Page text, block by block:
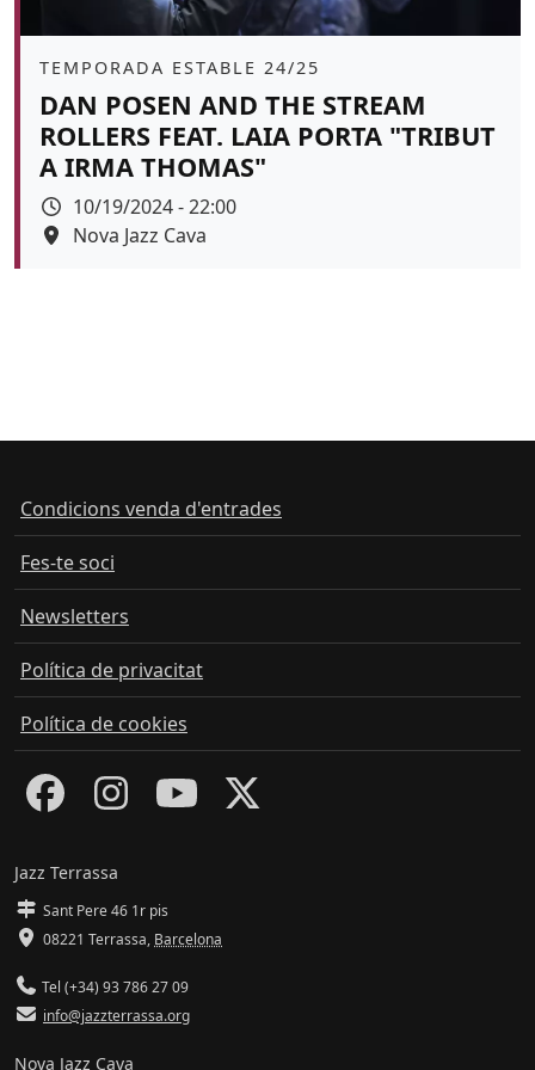
Àmbit
TEMPORADA ESTABLE 24/25
DAN POSEN AND THE STREAM
ROLLERS FEAT. LAIA PORTA "TRIBUT
A IRMA THOMAS"
Data
10/19/2024 - 22:00
Espai
Nova Jazz Cava
Condicions venda d'entrades
Fes-te soci
Newsletters
Política de privacitat
Política de cookies
Jazz Terrassa
Sant Pere 46 1r pis
08221 Terrassa, Barcelona
Tel (+34) 93 786 27 09
info@jazzterrassa.org
Nova Jazz Cava